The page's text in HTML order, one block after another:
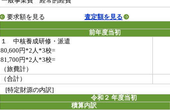
要求額を見る 査定額を見る
前年度当初
１ 中核養成研修・派遣
80,600円*2人*3校=
81,700円*2人*3校=
（旅費計）
（合計）
[特定財源の内訳]
令和２ 年度当初
積算内訳